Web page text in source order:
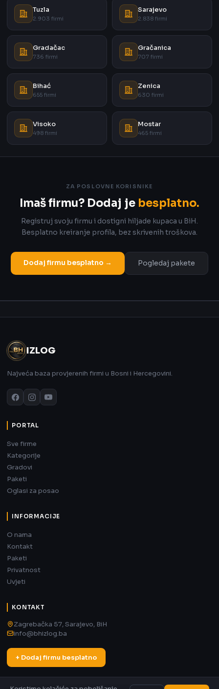
Tuzla
2.903 firmi
Sarajevo
2.838 firmi
Gradačac
736 firmi
Gračanica
707 firmi
Bihać
655 firmi
Zenica
630 firmi
Visoko
498 firmi
Mostar
465 firmi
ZA POSLOVNE KORISNIKE
Imaš firmu? Dodaj je besplatno.
Registruj svoju firmu i dostigni hiljade kupaca u BiH.
Besplatno kreiranje profila, bez skrivenih troškova.
Dodaj firmu besplatno → Pogledaj pakete
IZLOG
Najveća baza provjerenih firmi u Bosni i Hercegovini.
PORTAL
Sve firme
Kategorije
Gradovi
Paketi
Oglasi za posao
INFORMACIJE
O nama
Kontakt
Paketi
Privatnost
Uvjeti
KONTAKT
Zagrebačka 57, Sarajevo, BiH
info@bhizlog.ba
+ Dodaj firmu besplatno